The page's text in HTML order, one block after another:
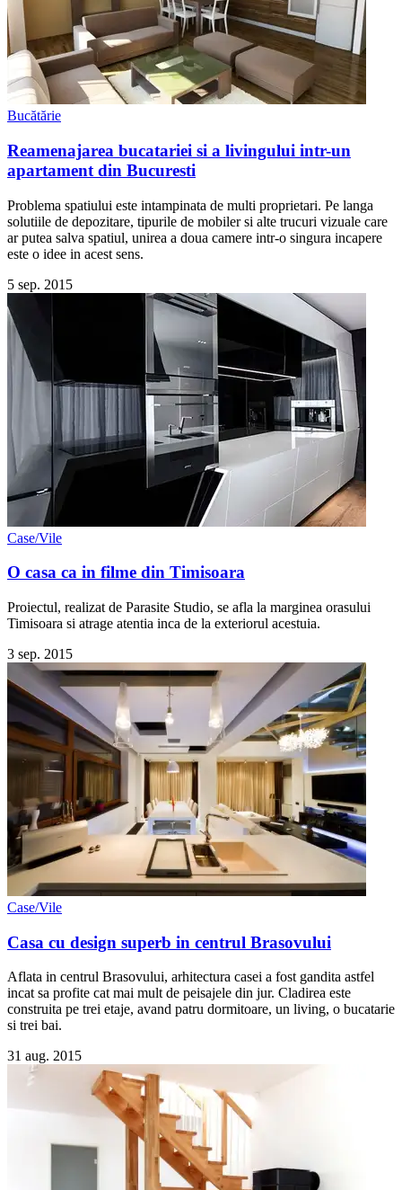
Bucătărie
Reamenajarea bucatariei si a livingului intr-un
apartament din Bucuresti
Problema spatiului este intampinata de multi proprietari. Pe langa
solutiile de depozitare, tipurile de mobiler si alte trucuri vizuale care
ar putea salva spatiul, unirea a doua camere intr-o singura incapere
este o idee in acest sens.
5 sep. 2015
Case/Vile
O casa ca in filme din Timisoara
Proiectul, realizat de Parasite Studio, se afla la marginea orasului
Timisoara si atrage atentia inca de la exteriorul acestuia.
3 sep. 2015
Case/Vile
Casa cu design superb in centrul Brasovului
Aflata in centrul Brasovului, arhitectura casei a fost gandita astfel
incat sa profite cat mai mult de peisajele din jur. Cladirea este
construita pe trei etaje, avand patru dormitoare, un living, o bucatarie
si trei bai.
31 aug. 2015